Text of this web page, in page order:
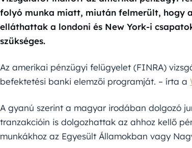
folyó munka miatt, miután felmerült, hogy
elláthattak a londoni és New York-i
szükséges.
Az amerikai pénzügyi felügyelet (FINRA)
befektetési banki elemzői programját. – írta a
A gyanú szerint a magyar irodában dolgozó
tranzakcióin is dolgozhattak az ahhoz kellő
munkákhoz az Egyesült Államokban vagy